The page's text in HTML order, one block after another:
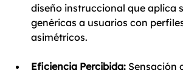
diseño instruccional que aplica
genéricas a usuarios con
asimétricos.
Eficiencia Percibida: Sensación